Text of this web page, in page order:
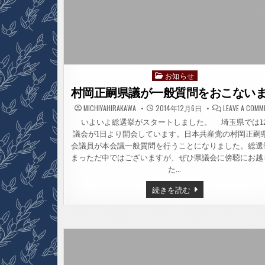
Posted
in
お知らせ
村岡正嗣県議が一般質問をおこない
MICHIYAHIRAKAWA 2014年12月6日 LEAVE A
いよいよ総選挙がスタートしました。 埼玉県では
議会が1日より開会しています。日本共産党の村岡正嗣
会議員が本会議一般質問を行うことになりました。総選
まっただ中ではございますが、ぜひ県議会に傍聴にお越
た…
続きを読む村
岡
正
議